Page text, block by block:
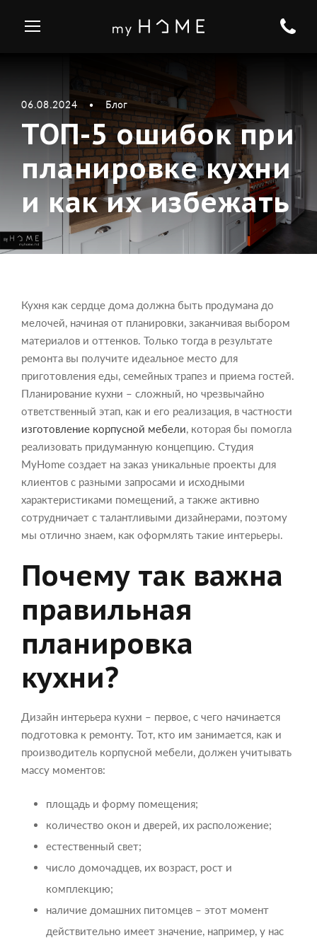
06.08.2024 • Блог
ТОП-5 ошибок при
планировке кухни
и как их избежать
Кухня как сердце дома должна быть продумана до
мелочей, начиная от планировки, заканчивая выбором
материалов и оттенков. Только тогда в результате
ремонта вы получите идеальное место для
приготовления еды, семейных трапез и приема гостей.
Планирование кухни – сложный, но чрезвычайно
ответственный этап, как и его реализация, в частности
изготовление корпусной мебели, которая бы помогла
реализовать придуманную концепцию. Студия
MyHome создает на заказ уникальные проекты для
клиентов с разными запросами и исходными
характеристиками помещений, а также активно
сотрудничает с талантливыми дизайнерами, поэтому
мы отлично знаем, как оформлять такие интерьеры.
Почему так важна
правильная
планировка
кухни?
Дизайн интерьера кухни – первое, с чего начинается
подготовка к ремонту. Тот, кто им занимается, как и
производитель корпусной мебели, должен учитывать
массу моментов:
площадь и форму помещения;
количество окон и дверей, их расположение;
естественный свет;
число домочадцев, их возраст, рост и
комплекцию;
наличие домашних питомцев – этот момент
действительно имеет значение, например, у нас